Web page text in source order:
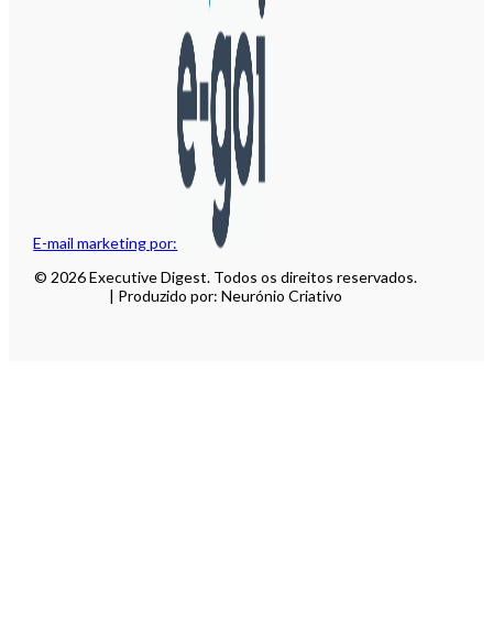
E-mail marketing por:
© 2026 Executive Digest. Todos os direitos reservados.
| Produzido por: Neurónio Criativo